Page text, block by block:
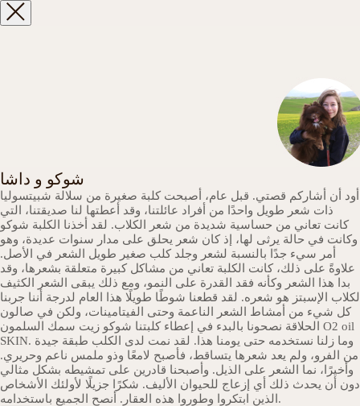
شوكو و داشا
أود أن أشاركم قصتي. قبل عام، أصبحت كلبة صغيرة من سلالة شبيتسوليا
ذات شعر طويل واحدًا من أفراد عائلتنا، وقد أعطتها لنا صديقتنا، التي
كانت تعاني من حساسية شديدة من شعر الكلاب. لقد أخذنا الكلبة شوكو
وكانت في حالة يرثى لها، إذ كان شعر يحلق على مدار سنوات عديدة، وهو
أمر سيء جدًا بالنسبة لشعر وجلد كلب صغير طويل الشعر في الأصل.
علاوةً على ذلك، كانت الكلبة تعاني من مشاكل كبيرة متعلقة بشعرها، وقد
بدا هذا الشعر وكأنه فقد القدرة على النمو، ومع ذلك يبقى الشعر الكثيف
لكلاب الإسبتز هو شعره. لقد قطعنا شوطًا طويلًا هذا العام لدرجة أننا جربنا
كل شيء من أمشاط الشعر الناعمة وحتى الفيتامينات، ولكن في صالون
الحلاقة نصحونا بالبدء في إعطاء كلبتنا شوكو زيت سمك السلمون O2 oil
SKIN. وما زلنا نستخدمه حتى يومنا هذا. لقد نمت لدى الكلب طبقة جيدة
من الفرو، ولم يعد شعرها يتساقط، فأصبح لامعًا وذو ملمس ناعم وحريري.
وأخيرًا، نما الشعر على الذيل. وأصبحنا قادرين على تمشيطه بشكل مثالي
دون أن يحدث ذلك أي إزعاج للحيوان الأليف. شكرًا جزيلًا لأولئك الأشخاص
الذين ابتكروا وطوروا هذه العقار. أنصح الجميع باستخدامه.